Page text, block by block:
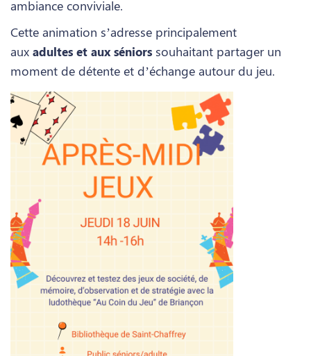
ambiance conviviale.
Cette animation s’adresse principalement
aux adultes et aux séniors souhaitant partager un
moment de détente et d’échange autour du jeu.